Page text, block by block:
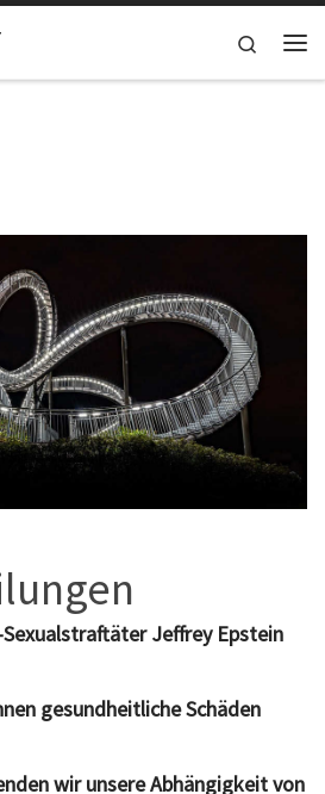
Search
Sexualstraftäter Jeffrey Epstein
gesundheitliche Schäden
wir unsere Abhängigkeit von